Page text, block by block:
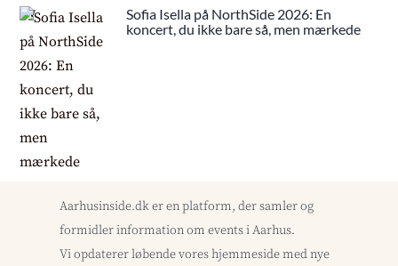
Sofia Isella på NorthSide 2026: En
koncert, du ikke bare så, men mærkede
Aarhusinside.dk er en platform, der samler og
formidler information om events i Aarhus.
Vi opdaterer løbende vores hjemmeside med nye